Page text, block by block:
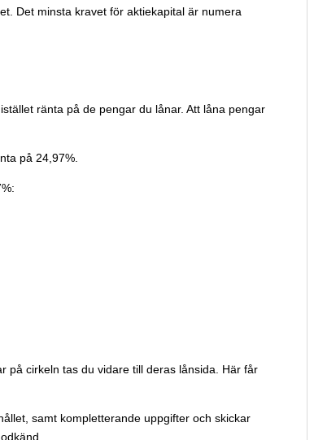
Det minsta kravet för aktiekapital är numera
ränta på de pengar du lånar. Att låna pengar
på 24,97%.
på cirkeln tas du vidare till deras lånsida. Här får
samt kompletterande uppgifter och skickar